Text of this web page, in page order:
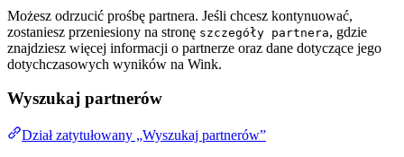
Możesz odrzucić prośbę partnera. Jeśli chcesz kontynuować,
zostaniesz przeniesiony na stronę szczegóły partnera, gdzie
znajdziesz więcej informacji o partnerze oraz dane dotyczące jego
dotychczasowych wyników na Wink.
Wyszukaj partnerów
Dział zatytułowany „Wyszukaj partnerów”